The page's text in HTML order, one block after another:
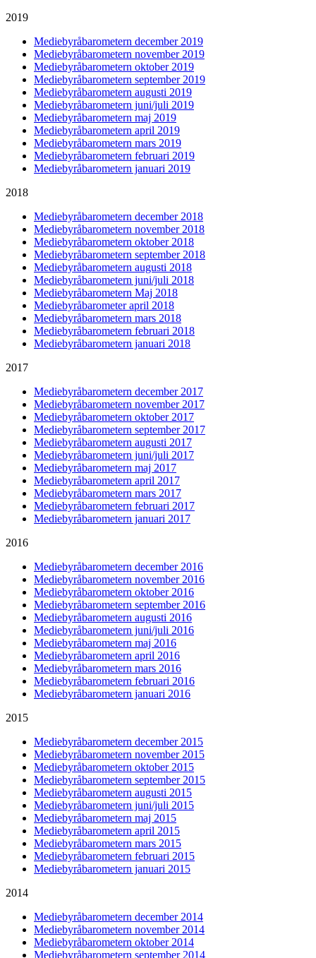
2019
Mediebyråbarometern december 2019
Mediebyråbarometern november 2019
Mediebyråbarometern oktober 2019
Mediebyråbarometern september 2019
Mediebyråbarometern augusti 2019
Mediebyråbarometern juni/juli 2019
Mediebyråbarometern maj 2019
Mediebyråbarometern april 2019
Mediebyråbarometern mars 2019
Mediebyråbarometern februari 2019
Mediebyråbarometern januari 2019
2018
Mediebyråbarometern december 2018
Mediebyråbarometern november 2018
Mediebyråbarometern oktober 2018
Mediebyråbarometern september 2018
Mediebyråbarometern augusti 2018
Mediebyråbarometern juni/juli 2018
Mediebyråbarometern Maj 2018
Mediebyråbarometer april 2018
Mediebyråbarometern mars 2018
Mediebyråbarometern februari 2018
Mediebyråbarometern januari 2018
2017
Mediebyråbarometern december 2017
Mediebyråbarometern november 2017
Mediebyråbarometern oktober 2017
Mediebyråbarometern september 2017
Mediebyråbarometern augusti 2017
Mediebyråbarometern juni/juli 2017
Mediebyråbarometern maj 2017
Mediebyråbarometern april 2017
Mediebyråbarometern mars 2017
Mediebyråbarometern februari 2017
Mediebyråbarometern januari 2017
2016
Mediebyråbarometern december 2016
Mediebyråbarometern november 2016
Mediebyråbarometern oktober 2016
Mediebyråbarometern september 2016
Mediebyråbarometern augusti 2016
Mediebyråbarometern juni/juli 2016
Mediebyråbarometern maj 2016
Mediebyråbarometern april 2016
Mediebyråbarometern mars 2016
Mediebyråbarometern februari 2016
Mediebyråbarometern januari 2016
2015
Mediebyråbarometern december 2015
Mediebyråbarometern november 2015
Mediebyråbarometern oktober 2015
Mediebyråbarometern september 2015
Mediebyråbarometern augusti 2015
Mediebyråbarometern juni/juli 2015
Mediebyråbarometern maj 2015
Mediebyråbarometern april 2015
Mediebyråbarometern mars 2015
Mediebyråbarometern februari 2015
Mediebyråbarometern januari 2015
2014
Mediebyråbarometern december 2014
Mediebyråbarometern november 2014
Mediebyråbarometern oktober 2014
Mediebyråbarometern september 2014